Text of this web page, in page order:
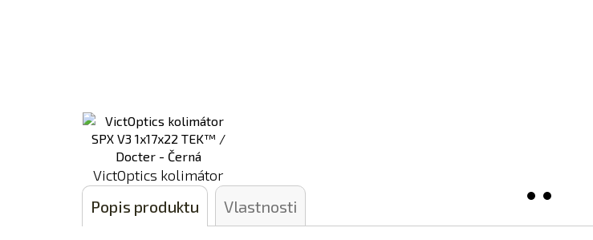
VictOptics kolimátor
SPX V3 1x17x22 TEK™ /
Docter - Černá
k
porovnání
Popis produktu Vlastnosti